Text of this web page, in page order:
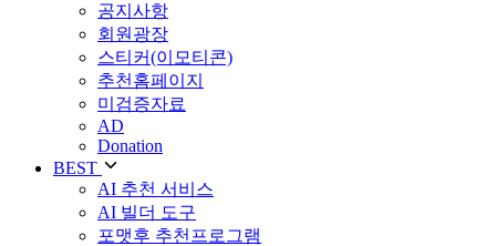
공지사항
회원광장
스티커(이모티콘)
추천홈페이지
미검증자료
AD
Donation
BEST
AI 추천 서비스
AI 빌더 도구
포맷후 추천프로그램